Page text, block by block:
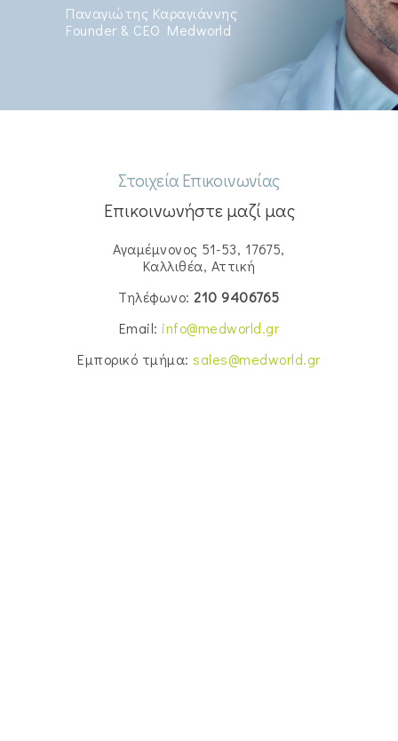
Παναγιώτης Καραγιάννης
Founder & CEO Medworld
Στοιχεία Επικοινωνίας
Επικοινωνήστε μαζί μας
Αγαμέμνονος 51-53, 17675,
Καλλιθέα, Αττική
Τηλέφωνο: 210 9406765
Email: info@medworld.gr
Εμπορικό τμήμα:sales@medworld.gr